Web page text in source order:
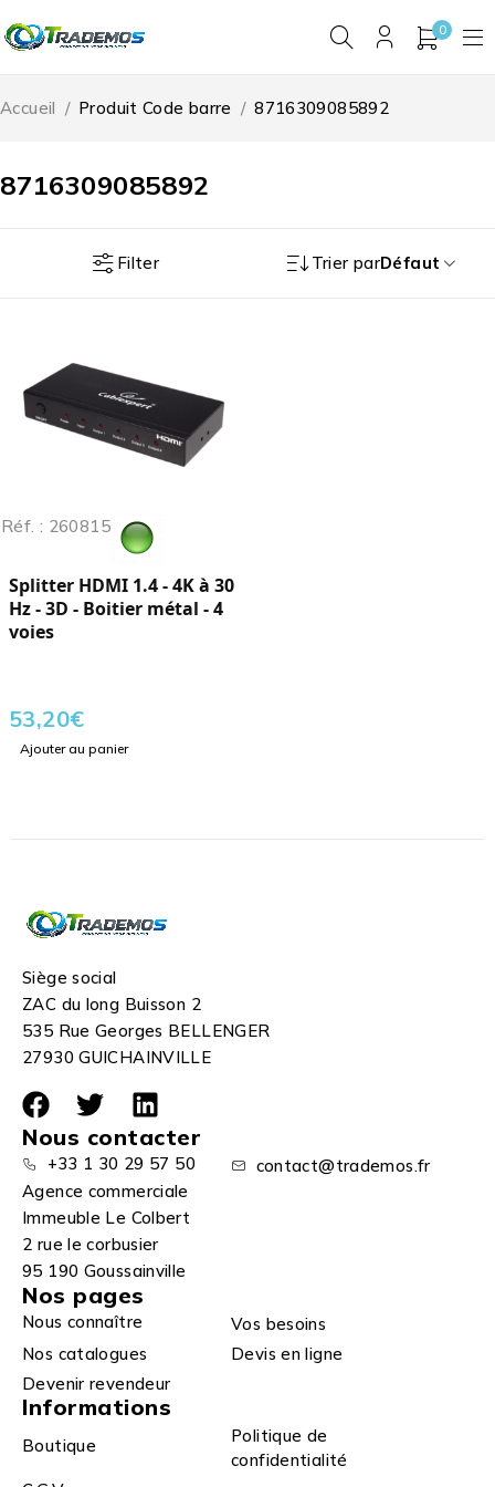
0
8716309085892
Accueil / Produit Code barre / 8716309085892
Filter Trier parDéfaut
Réf. : 260815
Splitter HDMI 1.4 - 4K à 30
Hz - 3D - Boitier métal - 4
voies
53,20€
Ajouter au panier
Siège social
ZAC du long Buisson 2
535 Rue Georges BELLENGER
27930 GUICHAINVILLE
Nous contacter
+33 1 30 29 57 50
contact@trademos.fr
Agence commerciale
Immeuble Le Colbert
2 rue le corbusier
95 190 Goussainville
Nos pages
Nous connaître
Vos besoins
Nos catalogues
Devis en ligne
Devenir revendeur
Informations
Boutique
Politique de
confidentialité